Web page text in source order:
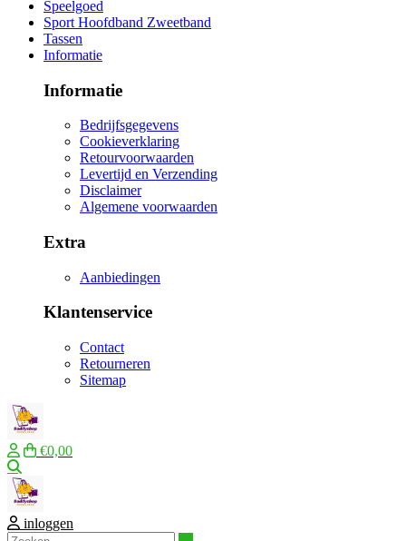
Speelgoed
Sport Hoofdband Zweetband
Tassen
Informatie
Informatie
Bedrijfsgegevens
Cookieverklaring
Retourvoorwaarden
Levertijd en Verzending
Disclaimer
Algemene voorwaarden
Extra
Aanbiedingen
Klantenservice
Contact
Retourneren
Sitemap
€0,00
inloggen